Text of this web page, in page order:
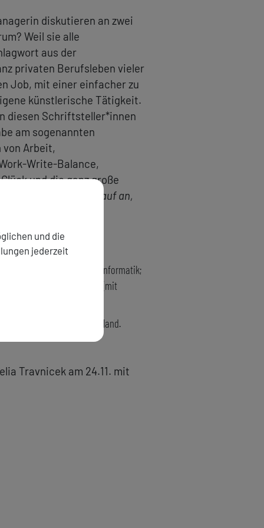
diskutieren an zwei
Weil sie alle
aus der
privaten Berufsleben vieler
Job, mit einer einfacher zu
künstlerische Tätigkeit.
diesen Schriftsteller*innen
am sogenannten
Arbeit,
Write-Balance,
und die ganz große
Es kommt nur darauf an,
der Sinologie und Informatik;
(mit
in Wien und im Burgenland.
Travnicek am 24.11. mit
und die
jederzeit